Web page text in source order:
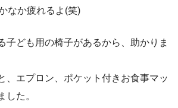
なか疲れるよ(笑)
子ども用の椅子があるから、助かりま
、エプロン、ポケット付きお食事マッ
した。